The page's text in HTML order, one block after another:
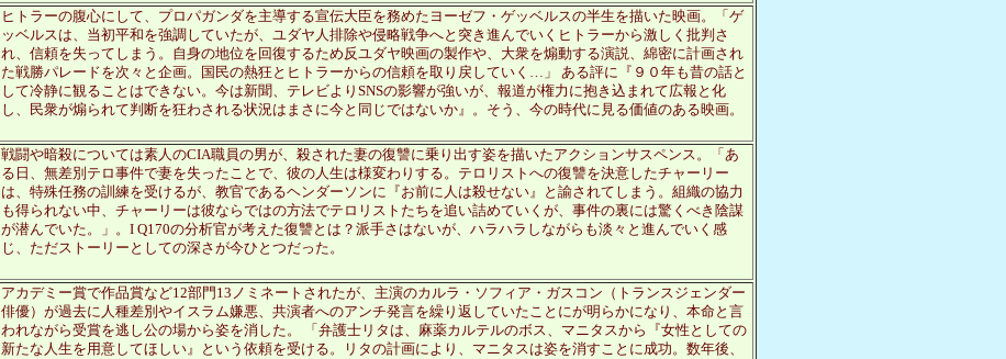
ヒトラーの腹心にして、プロパガンダを主導する宣伝大臣を務めたヨーゼフ・ゲッベルスの半生を描いた映画。「ゲ
ッベルスは、当初平和を強調していたが、ユダヤ人排除や侵略戦争へと突き進んでいくヒトラーから激しく批判さ
れ、信頼を失ってしまう。自身の地位を回復するため反ユダヤ映画の製作や、大衆を煽動する演説、綿密に計画され
た戦勝パレードを次々と企画。国民の熱狂とヒトラーからの信頼を取り戻していく…」 ある評に『９０年も昔の話と
して冷静に観ることはできない。今は新聞、テレビよりSNSの影響が強いが、報道が権力に抱き込まれて広報と化
し、民衆が煽られて判断を狂わされる状況はまさに今と同じではないか』。そう、今の時代に見る価値のある映画。
戦闘や暗殺については素人のCIA職員の男が、殺された妻の復讐に乗り出す姿を描いたアクションサスペンス。「あ
る日、無差別テロ事件で妻を失ったことで、彼の人生は様変わりする。テロリストへの復讐を決意したチャーリー
は、特殊任務の訓練を受けるが、教官であるヘンダーソンに『お前に人は殺せない』と諭されてしまう。組織の協力
も得られない中、チャーリーは彼ならではの方法でテロリストたちを追い詰めていくが、事件の裏には驚くべき陰謀
が潜んでいた。」。I Q170の分析官が考えた復讐とは？派手さはないが、ハラハラしながらも淡々と進んでいく感
じ、ただストーリーとしての深さが今ひとつだった。
アカデミー賞で作品賞など12部門13ノミネートされたが、主演のカルラ・ソフィア・ガスコン（トランスジェンダー
俳優）が過去に人種差別やイスラム嫌悪、共演者へのアンチ発言を繰り返していたことにが明らかになり、本命と言
われながら受賞を逃し公の場から姿を消した。 「弁護士リタは、麻薬カルテルのボス、マニタスから『女性としての
新たな人生を用意してほしい』という依頼を受ける。リタの計画により、マニタスは姿を消すことに成功。数年後、